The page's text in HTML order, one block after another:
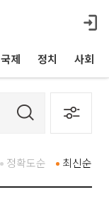
국제 정치 사회
최신순
정확도순